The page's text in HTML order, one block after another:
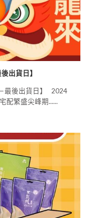
出貨日】
最後出貨日】 2024
配繁盛尖峰期......